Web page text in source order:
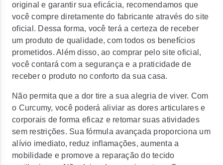
original e garantir sua eficácia, recomendamos que
você compre diretamente do fabricante através do site
oficial. Dessa forma, você terá a certeza de receber
um produto de qualidade, com todos os benefícios
prometidos. Além disso, ao comprar pelo site oficial,
você contará com a segurança e a praticidade de
receber o produto no conforto da sua casa.
Não permita que a dor tire a sua alegria de viver. Com
o Curcumy, você poderá aliviar as dores articulares e
corporais de forma eficaz e retomar suas atividades
sem restrições. Sua fórmula avançada proporciona um
alívio imediato, reduz inflamações, aumenta a
mobilidade e promove a reparação do tecido